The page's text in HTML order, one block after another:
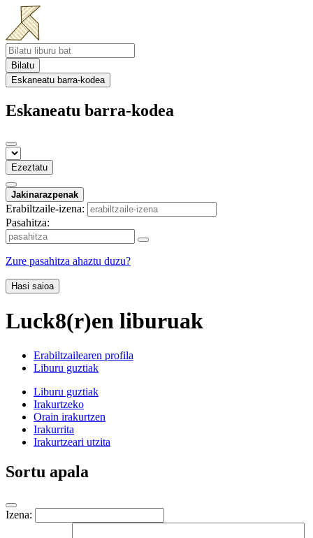
Bilatu
Eskaneatu barra-kodea
Eskaneatu barra-kodea
Ezeztatu
Jakinarazpenak
Erabiltzaile-izena:
Pasahitza:
Zure pasahitza ahaztu duzu?
Hasi saioa
Luck8(r)en liburuak
Erabiltzailearen profila
Liburu guztiak
Liburu guztiak
Irakurtzeko
Orain irakurtzen
Irakurrita
Irakurtzeari utzita
Sortu apala
Izena: